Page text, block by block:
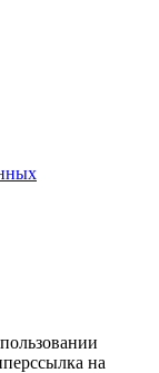
на